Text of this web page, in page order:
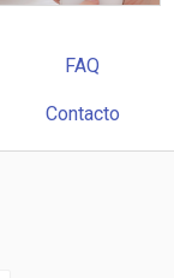
FAQ
Contacto